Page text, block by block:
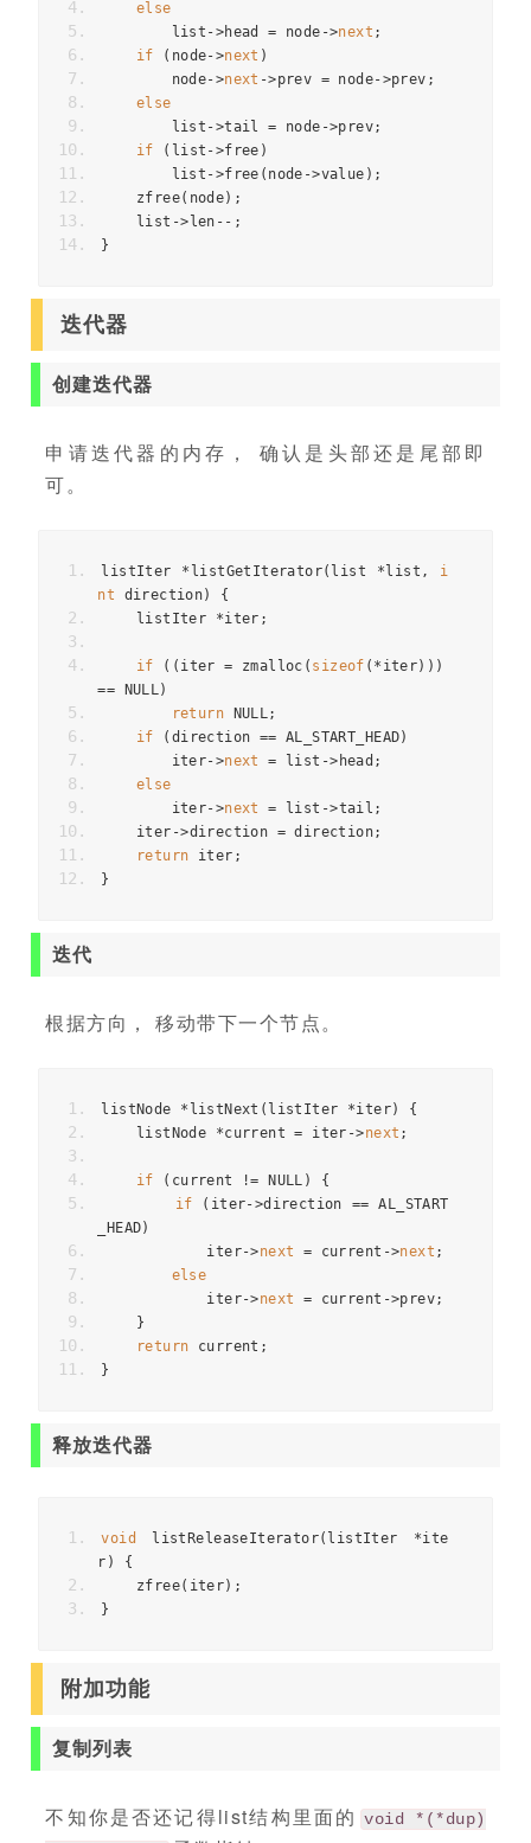
else
        list
->head = node ->next ;
if
( node->next )
        node
->next ->prev = node->prev ;
else
        list
->tail = node ->prev;
if
( list ->free )
        list
->free ( node ->value );
    zfree
( node);
    list
-> len --;
}
迭代器
创建迭代器
申请迭代器的内存， 确认是头部还是尾部即
可。
listIter * listGetIterator( list * list ,
i
nt direction)
{
    listIter
*iter ;
if (( iter = zmalloc ( sizeof (* iter)))
== NULL)
return NULL;
if
( direction == AL_START_HEAD)
        iter
->next = list -> head ;
else
        iter
->next = list ->tail ;
    iter
->direction = direction;
return iter ;
}
迭代
根据方向， 移动带下一个节点。
listNode * listNext ( listIter *iter)
{
    listNode
*current = iter ->next ;
if ( current != NULL )
{
if
( iter->direction == AL_START
_HEAD)
            iter
->next = current ->next ;
else
            iter
->next = current ->prev;
}
return current ;
}
释放迭代器
void listReleaseIterator( listIter *ite
r )
{
    zfree
( iter);
}
附加功能
复制列表
不知你是否还记得list结构里面的 void *(*dup)